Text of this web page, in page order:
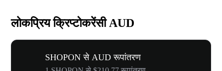
लोकप्रिय क्रिप्टोकरेंसी AUD
SHOPON से AUD रूपांतरण